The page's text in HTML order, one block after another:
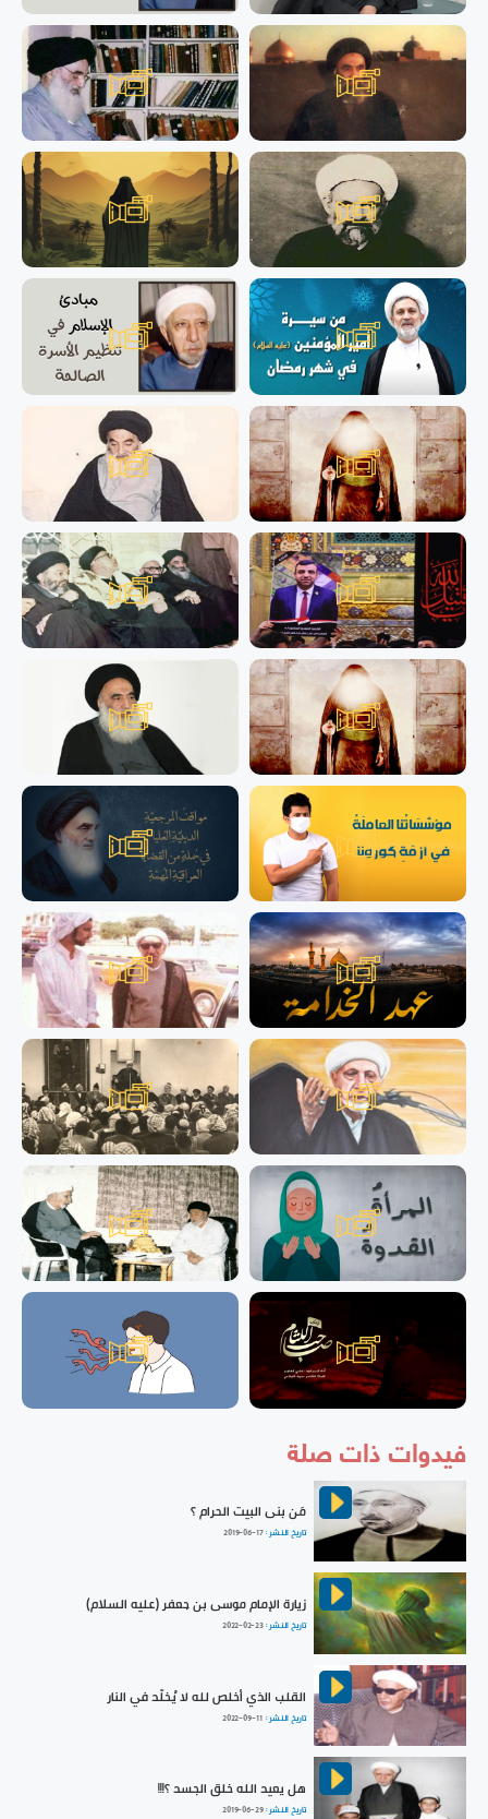
فيدوات ذات صلة
مَن بنى البيت الحرام ؟
تاريخ النشر :2019-06-17
زيارة الإمام موسى بن جعفر (عليه السلام)
تاريخ النشر :2022-02-23
القلب الذي أخلص لله لا يُخلّد في النار
تاريخ النشر : 2022-09-11
هل يعيد الله خلق الجسد ؟!!!
تاريخ النشر :2019-06-29